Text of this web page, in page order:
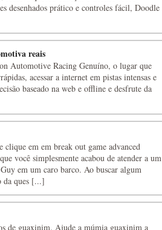
desenhados prático e controles fácil, Doodle
reais
Automotive Racing Genuíno, o lugar que
acessar a internet em pistas intensas e
baseado na web e offline e desfrute da
clique em em break out game advanced
você simplesmente acabou de atender a um
em um caro barco. Ao buscar algum
da ques [...]
de guaxinim. Ajude a múmia guaxinim a